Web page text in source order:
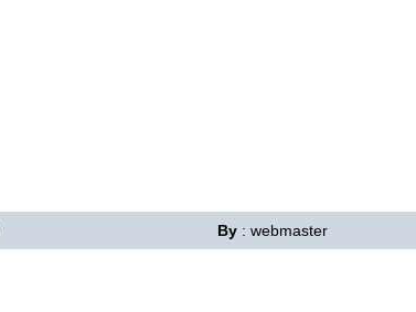
By : webmaster